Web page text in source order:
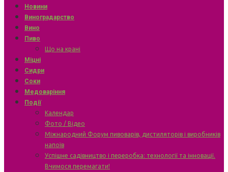
Новини
Виноградарство
Вино
Пиво
Що на крані
Міцні
Сидри
Соки
Медоваріння
Події
Календар
Фото / Відео
Міжнародний Форум пивоварів, дистиляторів і виробників
напоїв
Успішне садівництво і переробка: технології та інновації.
Вчимося перемагати!